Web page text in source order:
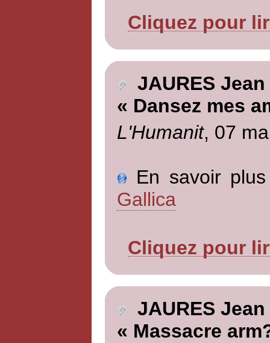
Cliquez pour
JAURES Jean
« Dansez mes
L'Humanit, 07
En savoir
Gallica
Cliquez pour
JAURES Jean
« Massacre